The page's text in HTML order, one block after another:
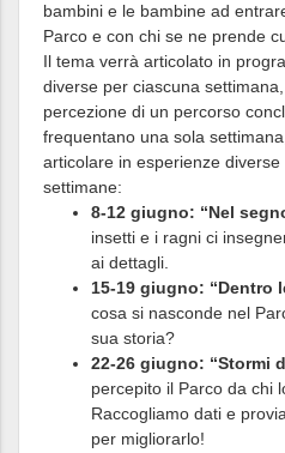
bambini e le bambine ad
Parco e con chi se ne prende
Il tema verrà articolato in
diverse per ciascuna
percezione di un percorso
frequentano una sola
articolare in esperienze
settimane:
8-12 giugno: “Nel
insetti e i ragni ci
ai dettagli.
15-19 giugno: “Dentro
cosa si nasconde nel
sua storia?
22-26 giugno: “Stormi
percepito il Parco da chi
Raccogliamo dati e
per migliorarlo!